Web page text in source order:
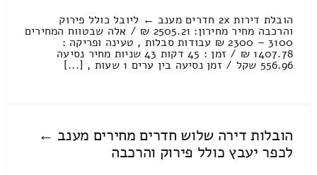
הובלת דירות 2x חדרים מענב ← ליובל כולל פירוק
והרכבה מחיר מחירון: 2505.21 ₪ / אלה שבטווח המחירים
3100 – 2300 ₪ עבודות סבלות , טעינה ופריקה :
1407.78 ₪ / זמן : 45 דקות 43 שניות מחיר נסיעה
556.96 שקל / זמן נסיעה בין ערים 1 שעות , [...]
הובלות דירה שלוש חדרים מחירים מענב ←
לכפר יעבץ כולל פירוק והרכבה